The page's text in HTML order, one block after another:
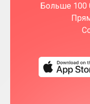
Больше 100